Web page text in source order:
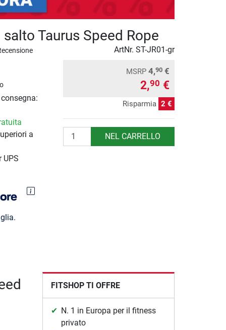
Taurus Speed Rope
ArtNr. ST-JR01-gr
a
UPS
MSRP 4,90 €
2,90 €
Risparmia 2 €
Quantità NEL CARRELLO
FITSHOP TI OFFRE
N. 1 in Europa per il fitness
privato